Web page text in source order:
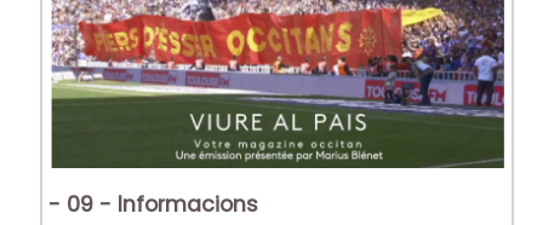
- 09 - Informacions